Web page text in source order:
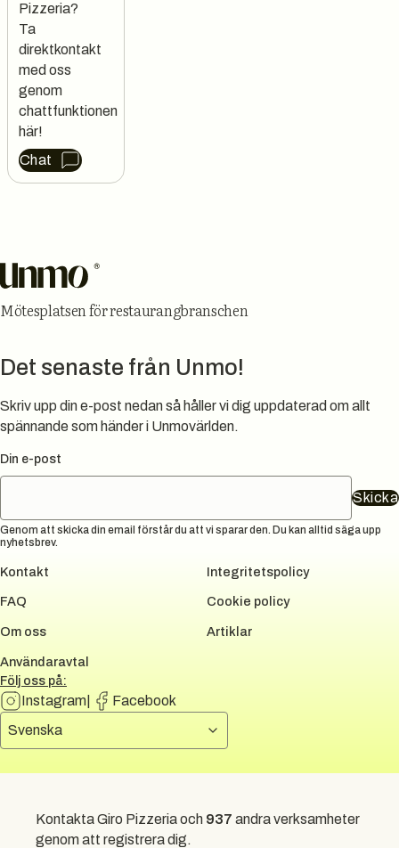
Kontakta Giro Pizzeria och 937 andra verksamheter
genom att registrera dig.
Pizzeria?
Ta
direktkontakt
med oss
genom
chattfunktionen
här!
Chat
Mötesplatsen för restaurangbranschen
Det senaste från Unmo!
Skriv upp din e-post nedan så håller vi dig uppdaterad om allt
spännande som händer i Unmovärlden.
Din e-post
Skicka
Genom att skicka din email förstår du att vi sparar den. Du kan alltid säga upp
nyhetsbrev.
Kontakt
FAQ
Om oss
Användaravtal
Integritetspolicy
Cookie policy
Artiklar
Följ oss på:
Instagram
Facebook
Välj språk
Svenska
DUNI GROUP
All rights reserved. 2026